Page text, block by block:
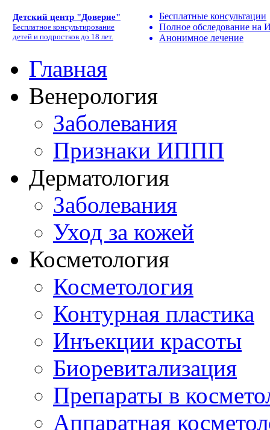
Детский центр "Доверие"
Бесплатное консультирование
детей и подростков до 18 лет.
Бесплатные консультации
Полное обследование
Анонимное лечение
Главная
Венерология
Заболевания
Признаки ИППП
Дерматология
Заболевания
Уход за кожей
Косметология
Косметология
Контурная пластика
Инъекции красоты
Биоревитализация
Препараты в
Аппаратная